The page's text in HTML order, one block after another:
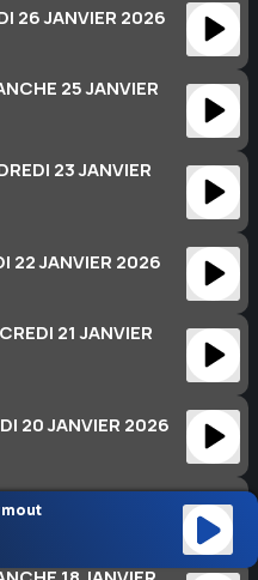
26 JANVIER 2026
25 JANVIER
23 JANVIER
22 JANVIER 2026
21 JANVIER
20 JANVIER 2026
JANVIER 2026